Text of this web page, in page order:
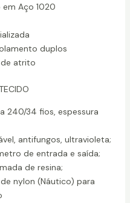
Aço 1020
duplos
atrito
240/34 fios, espessura
antifungos, ultravioleta;
de entrada e saída;
de resina;
nylon (Náutico) para